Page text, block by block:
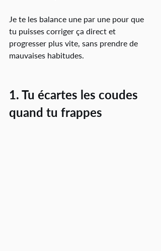
Je te les balance une par une pour que
tu puisses corriger ça direct et
progresser plus vite, sans prendre de
mauvaises habitudes.
1. Tu écartes les coudes
quand tu frappes